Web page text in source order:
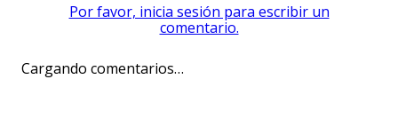
Por favor, inicia sesión para escribir un
comentario.
Cargando comentarios…